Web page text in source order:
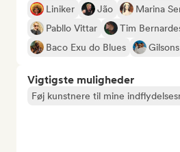
Liniker Jão Marina
Pabllo Vittar
Tim
Baco Exu do Blues
Gilsons
Vigtigste muligheder
Føj kunstnere til mine